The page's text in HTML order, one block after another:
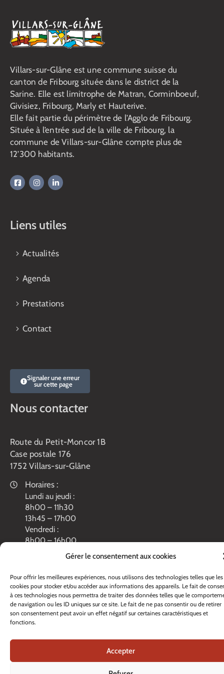
Gérer le consentement aux cookies
Pour offrir les meilleures expériences, nous utilisons des technologies telles que les
cookies pour stocker et/ou accéder aux informations des appareils. Le fait de
à ces technologies nous permettra de traiter des données telles que le
de navigation ou les ID uniques sur ce site. Le fait de ne pas consentir ou de retirer
son consentement peut avoir un effet négatif sur certaines caractéristiques et
fonctions.
Accepter
Villars-sur-Glâne est une commune suisse du
canton de Fribourg située dans le district de la
Sarine. Elle est limitrophe de Matran, Corminboeuf,
Givisiez, Fribourg, Marly et Hauterive.
Elle fait partie du périmètre de l’Agglo de Fribourg.
Située à l’entrée sud de la ville de Fribourg, la
commune de Villars-sur-Glâne compte plus de
12’300 habitants.
Liens utiles
Actualités
Agenda
Prestations
Contact
Signaler une erreur
sur cette page
Nous contacter
Route du Petit-Moncor 1B
Case postale 176
1752 Villars-sur-Glâne
Horaires :
Lundi au jeudi :
8h00 – 11h30
13h45 – 17h00
Vendredi :
8h00 – 16h00
Veille de fête: 13h45 – 16h00
Contacter nos services